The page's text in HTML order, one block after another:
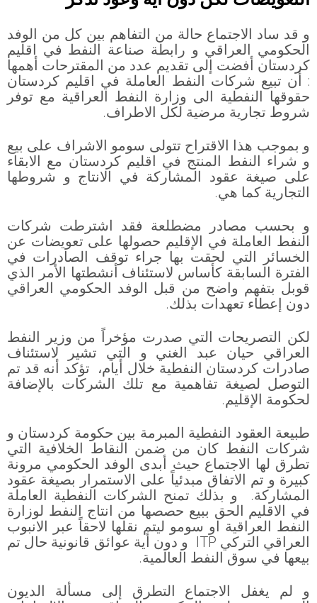
و قد ساد الاجتماع حالة من التفاهم بين كل من الوفد
الحكومي العراقي و رابطة صناعة النفط في اقليم
كردستان أفضت إلى تقديم عدد من المقترحات أهمها
: أن تبيع شركات النفط العاملة في اقليم كردستان
حقوقها النفطية الى وزارة النفط العراقية مع توفر
شروط تجارية مرضية لكل الاطراف.
و بموجب هذا الاقتراح تتولى سومو الاشراف على بيع
و شراء النفط المنتج في اقليم كردستان مع الابقاء
على صيغة عقود المشاركة في الانتاج و شروطها
التجارية كما هي.
و بحسب مصادر مضطلعة فقد اشترطت شركات
النفط العاملة في الإقليم حصولها على تعويضات عن
الخسائر التي لحقت بها جراء توقف الصادرات في
الفترة السابقة كأساس لاستئناف أنشطتها الأمر الذي
قوبل بتفهم واضح من قبل الوفد الحكومي العراقي
دون إعطاء تعهدات بذلك.
لكن التصريحات التي صدرت مؤخراً من وزير النفط
العراقي حيان عبد الغني و التي تشير لاستئناف
صادرات كردستان النفطية خلال أيام، تؤكد أنه قد تم
التوصل لصيغة تفاهمية مع تلك الشركات بالإضافة
لحكومة الإقليم.
طبيعة العقود النفطية المبرمة بين حكومة كردستان و
شركات النفط كان من ضمن النقاط الخلافية التي
تطرق لها الاجتماع حيث أبدى الوفد الحكومي مرونة
كبيرة و تم الاتفاق مبدئياً على الاستمرار بصيغة عقود
المشاركة. و بذلك تمنح الشركات النفطية العاملة
في الاقليم الحق ببيع حصصها من انتاج النفط لوزارة
النفط العراقية او سومو ليتم نقلها لاحقاً عبر الانبوب
العراقي التركي ITP و دون أية عوائق قانونية حال تم
بيعها في سوق النفط العالمية.
و لم يغفل الاجتماع التطرق إلى مسألة الديون